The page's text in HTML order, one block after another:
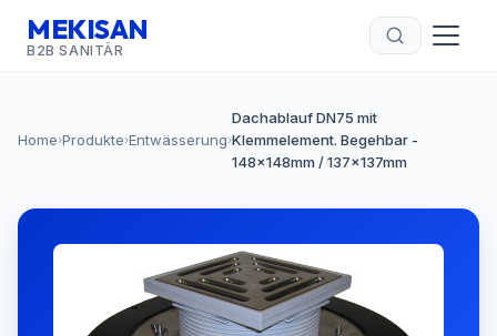
MEKISAN
B2B SANITÄR
Home›Produkte›Entwässerung›
Dachablauf DN75 mit
Klemmelement. Begehbar -
148x148mm / 137x137mm